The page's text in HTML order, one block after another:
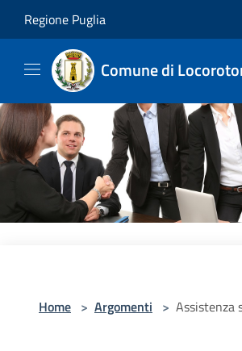
Regione Puglia
Comune di
Home > Argomenti > Assistenza